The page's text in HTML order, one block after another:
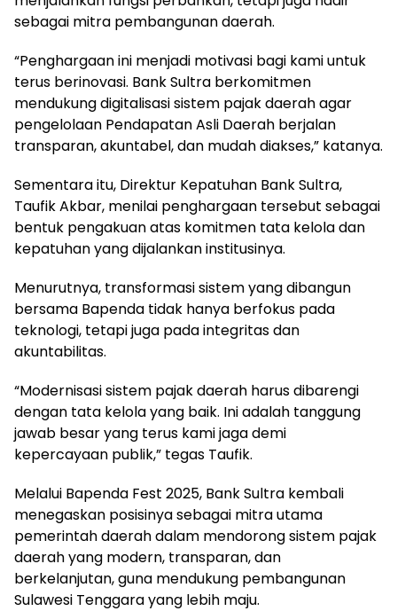
sebagai mitra pembangunan daerah.
“Penghargaan ini menjadi motivasi bagi kami untuk
terus berinovasi. Bank Sultra berkomitmen
mendukung digitalisasi sistem pajak daerah agar
pengelolaan Pendapatan Asli Daerah berjalan
transparan, akuntabel, dan mudah diakses,” katanya.
Sementara itu, Direktur Kepatuhan Bank Sultra,
Taufik Akbar, menilai penghargaan tersebut sebagai
bentuk pengakuan atas komitmen tata kelola dan
kepatuhan yang dijalankan institusinya.
Menurutnya, transformasi sistem yang dibangun
bersama Bapenda tidak hanya berfokus pada
teknologi, tetapi juga pada integritas dan
akuntabilitas.
“Modernisasi sistem pajak daerah harus dibarengi
dengan tata kelola yang baik. Ini adalah tanggung
jawab besar yang terus kami jaga demi
kepercayaan publik,” tegas Taufik.
Melalui Bapenda Fest 2025, Bank Sultra kembali
menegaskan posisinya sebagai mitra utama
pemerintah daerah dalam mendorong sistem pajak
daerah yang modern, transparan, dan
berkelanjutan, guna mendukung pembangunan
Sulawesi Tenggara yang lebih maju.